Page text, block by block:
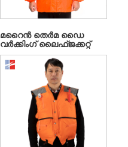
മറൈൻ തെർമ ഡൈ
വർക്കിംഗ് ലൈഫ്ജക്കറ്റ്